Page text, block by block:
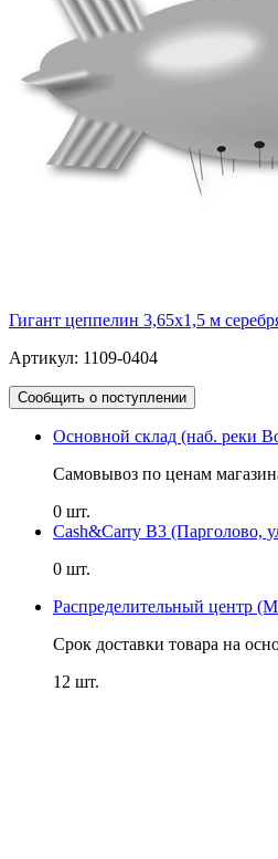
Гигант цеппелин 3,65х1,5 м
Артикул: 1109-0404
Сообщить о поступлении
Основной склад (наб. реки
Самовывоз по ценам
0 шт.
Cash&Carry B3 (Парголово,
0 шт.
Распределительный центр
Срок доставки товара на
12 шт.